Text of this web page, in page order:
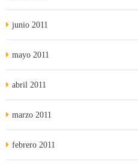
junio 2011
mayo 2011
abril 2011
marzo 2011
febrero 2011